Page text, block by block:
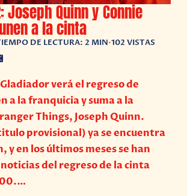
Joseph Quinn y Connie
a la cinta
DE LECTURA: 2 MIN•102 VISTAS
verá el regreso de
a la franquicia y suma a la
Things, Joseph Quinn.
provisional) ya se encuentra
y en los últimos meses se han
del regreso de la cinta